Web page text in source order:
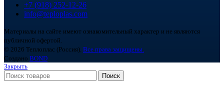
+7 (918) 252-12-26
info@teploplas.com
Материалы на сайте имеют ознакомительный характер и не являются
публичной офертой.
© 2026 Теплоплас (Россия). Все права защищены.
Создано BOND
Закрыть
Поиск